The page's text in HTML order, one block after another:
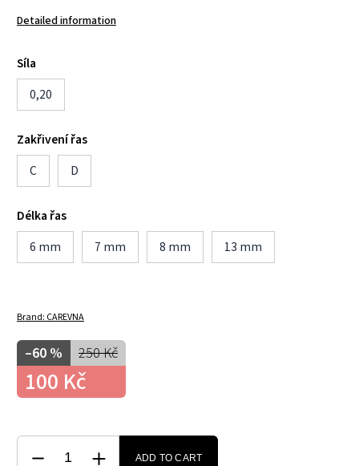
Detailed information
Síla
0,20
Zakřivení řas
C
D
Délka řas
6 mm
7 mm 8 mm 13 mm
Brand: CAREVNA
250 Kč
–60 %
100 Kč
ADD TO CART